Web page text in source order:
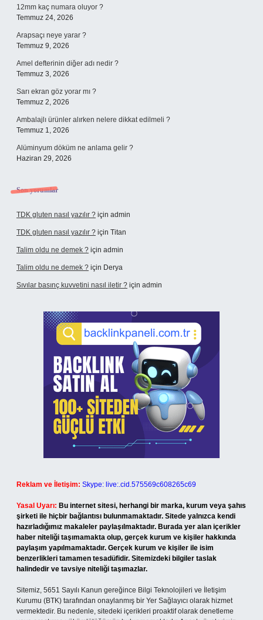
12mm kaç numara oluyor ?
Temmuz 24, 2026
Arapsaçı neye yarar ?
Temmuz 9, 2026
Amel defterinin diğer adı nedir ?
Temmuz 3, 2026
Sarı ekran göz yorar mı ?
Temmuz 2, 2026
Ambalajlı ürünler alırken nelere dikkat edilmeli ?
Temmuz 1, 2026
Alüminyum döküm ne anlama gelir ?
Haziran 29, 2026
Son yorumlar
TDK gluten nasıl yazılır ? için admin
TDK gluten nasıl yazılır ? için Titan
Talim oldu ne demek ? için admin
Talim oldu ne demek ? için Derya
Sıvılar basınç kuvvetini nasıl iletir ? için admin
Reklam ve İletişim: Skype: live:.cid.575569c608265c69
Yasal Uyarı: Bu internet sitesi, herhangi bir marka, kurum veya şahıs
şirketi ile hiçbir bağlantısı bulunmamaktadır. Sitede yalnızca kendi
hazırladığımız makaleler paylaşılmaktadır. Burada yer alan içerikler
haber niteliği taşımamakta olup, gerçek kurum ve kişiler hakkında
paylaşım yapılmamaktadır. Gerçek kurum ve kişiler ile isim
benzerlikleri tamamen tesadüfidir. Sitemizdeki bilgiler taslak
halindedir ve tavsiye niteliği taşımazlar.
Sitemiz, 5651 Sayılı Kanun gereğince Bilgi Teknolojileri ve İletişim
Kurumu (BTK) tarafından onaylanmış bir Yer Sağlayıcı olarak hizmet
vermektedir. Bu nedenle, sitedeki içerikleri proaktif olarak denetleme